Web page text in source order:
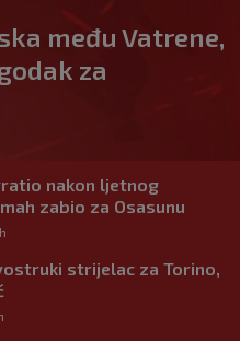
među Vatrene,
za
nakon ljetnog
zabio za Osasunu
strijelac za Torino,